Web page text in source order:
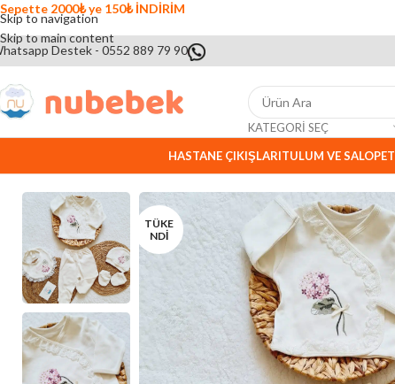
Skip to navigation
Skip to main content
Destek - 0552 889 79 90
KATEGORI SEÇ
HASTANE ÇIKIŞLARITULUM VE SALOPET
TÜKE
NDI
Sepette 2000₺ ye 150₺ İNDİRİM